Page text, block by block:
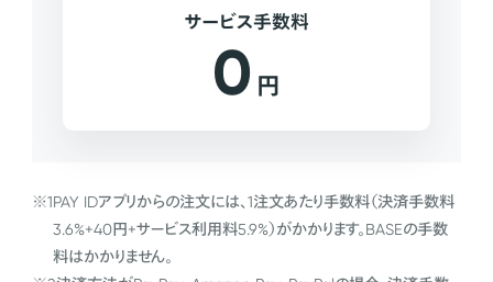
サービス手数料
0 円
※1PAY IDアプリからの注文には、1注文あたり手数料（決済手数料
3.6%+40円+サービス利用料5.9%）がかかります。BASEの手数
料はかかりません。